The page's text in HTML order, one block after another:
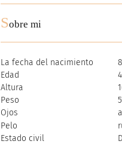
Sobre mi
La fecha del nacimiento
Edad
Altura
Peso
Ojos
Pelo
Estado civil